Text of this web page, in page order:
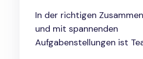
Internet
In der richtigen
und mit spannenden
Aufgabenstellungen ist